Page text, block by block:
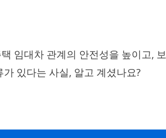
임대차 관계의 안전성을 높이고,
있다는 사실, 알고 계셨나요?